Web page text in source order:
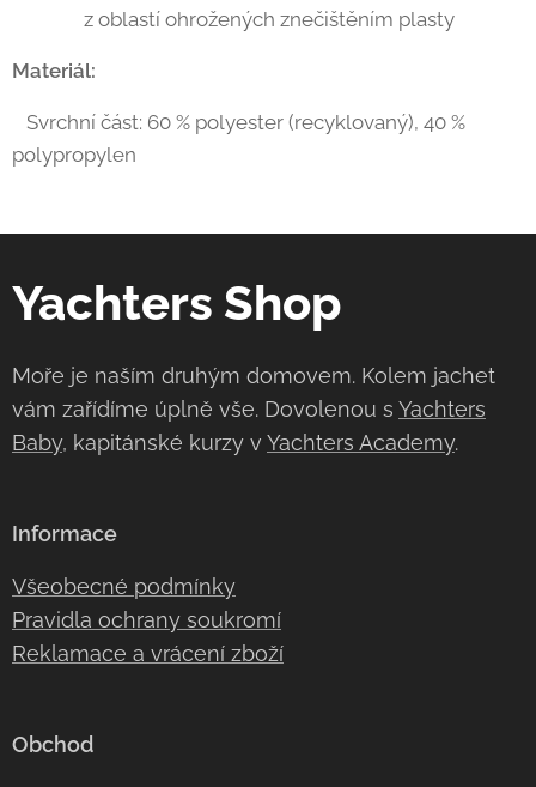
z oblastí ohrožených znečištěním plasty
Materiál:
Svrchní část: 60 % polyester (recyklovaný), 40 %
polypropylen
Yachters Shop
Moře je naším druhým domovem. Kolem jachet
vám zařídíme úplně vše. Dovolenou s Yachters
Baby, kapitánské kurzy v Yachters Academy.
Informace
Všeobecné podmínky
Pravidla ochrany soukromí
Reklamace a vrácení zboží
Obchod